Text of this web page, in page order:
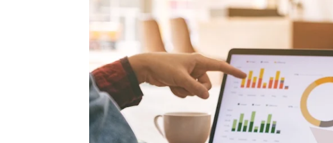
e
n
a
s
,
m
a